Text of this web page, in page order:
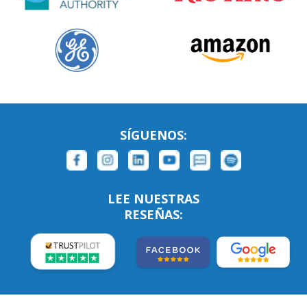
SÍGUENOS:
LEE NUESTRAS
RESEÑAS: